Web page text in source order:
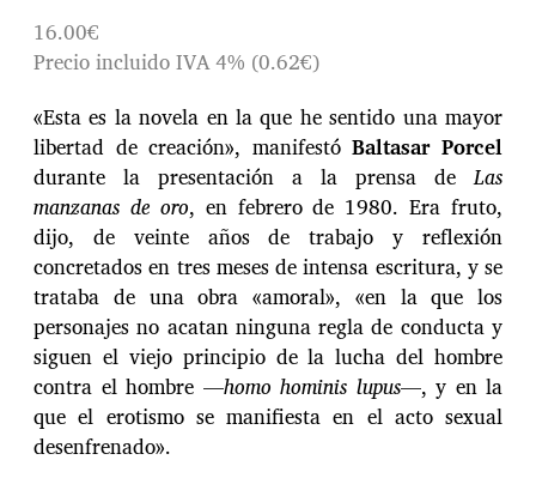
16.00€
Precio incluido IVA 4% (0.62€)
«Esta es la novela en la que he sentido una mayor
libertad de creación», manifestóBaltasar Porcel
durante la presentación a la prensa deLas
manzanas de oro, en febrero de 1980. Era fruto,
dijo, de veinte años de trabajo y reflexión
concretados en tres meses de intensa escritura, y se
trataba de una obra «amoral», «en la que los
personajes no acatan ninguna regla de conducta y
siguen el viejo principio de la lucha del hombre
contra el hombre —homo hominis lupus—, y en la
que el erotismo se manifiesta en el acto sexual
desenfrenado».